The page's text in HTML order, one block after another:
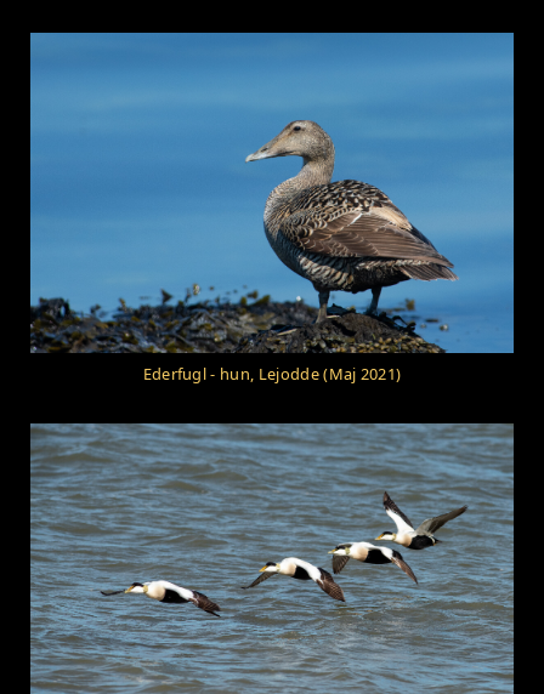
Ederfugl - hun, Lejodde (Maj 2021)